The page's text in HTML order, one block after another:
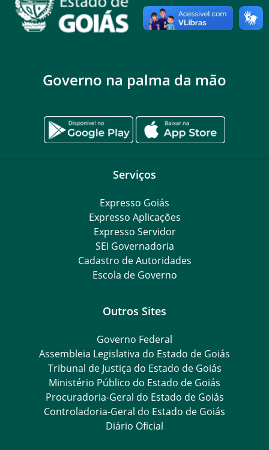
Governo na palma da mão
Serviços
Expresso Goiás
Expresso Aplicações
Expresso Servidor
SEI Governadoria
Cadastro de Autoridades
Escola de Governo
Outros Sites
Governo Federal
Assembleia Legislativa do Estado de Goiás
Tribunal de Justiça do Estado de Goiás
Ministério Público do Estado de Goiás
Procuradoria-Geral do Estado de Goiás
Controladoria-Geral do Estado de Goiás
Diário Oficial